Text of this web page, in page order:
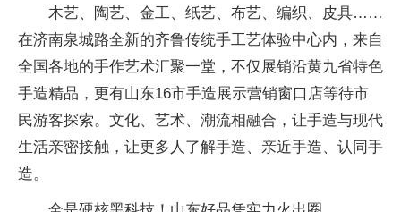
木艺、陶艺、金工、纸艺、布艺、编织、皮具……
在济南泉城路全新的齐鲁传统手工艺体验中心内，来自
全国各地的手作艺术汇聚一堂，不仅展销沿黄九省特色
手造精品，更有山东16市手造展示营销窗口店等待市
民游客探索。文化、艺术、潮流相融合，让手造与现代
生活亲密接触，让更多人了解手造、亲近手造、认同手
造。